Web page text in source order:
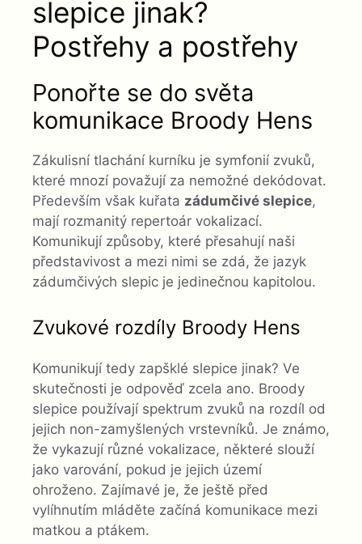
slepice jinak?
Postřehy a postřehy
Ponořte se do světa
komunikace Broody Hens
Zákulisní tlachání kurníku je symfonií zvuků,
které mnozí považují za nemožné dekódovat.
Především však kuřata zádumčivé slepice,
mají rozmanitý repertoár vokalizací.
Komunikují způsoby, které přesahují naši
představivost a mezi nimi se zdá, že jazyk
zádumčivých slepic je jedinečnou kapitolou.
Zvukové rozdíly Broody Hens
Komunikují tedy zapšklé slepice jinak? Ve
skutečnosti je odpověď zcela ano. Broody
slepice používají spektrum zvuků na rozdíl od
jejich non-zamyšlených vrstevníků. Je známo,
že vykazují různé vokalizace, některé slouží
jako varování, pokud je jejich území
ohroženo. Zajímavé je, že ještě před
vylíhnutím mláděte začíná komunikace mezi
matkou a ptákem.